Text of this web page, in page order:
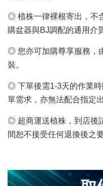
◎ 植株一律裸根寄出，不
購盆器與BJ調配的通用介
◎ 您亦可加購尊享服務，
裝。
◎ 下單後需1-3天的作業
單需求，亦無法配合指定
◎ 超商運送植株，到店後
間恕不接受任何退換後之要